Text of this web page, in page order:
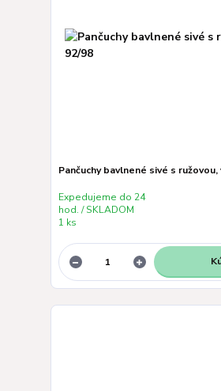
Pančuchy bavlnené sivé s ružovou,
Expedujeme do 24
hod. / SKLADOM
1 ks